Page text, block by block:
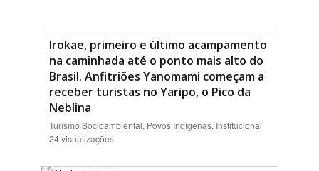
Irokae, primeiro e último acampamento
na caminhada até o ponto mais alto do
Brasil. Anfitriões Yanomami começam a
receber turistas no Yaripo, o Pico da
Neblina
Turismo Socioambiental, Povos Indígenas, Institucional
24 visualizações